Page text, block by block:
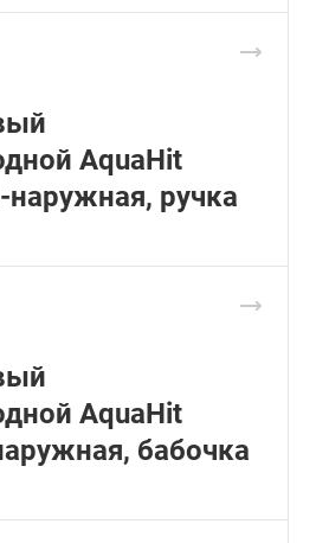
AquaHit
наружная, ручка
AquaHit
бабочка